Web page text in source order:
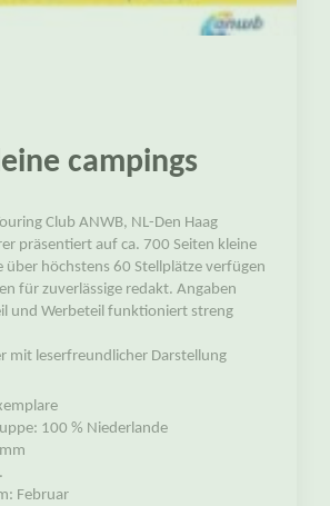
campings
Club ANWB, NL-Den Haag
präsentiert auf ca. 700 Seiten kleine
über höchstens 60 Stellplätze verfügen
für zuverlässige redakt. Angaben
und Werbeteil funktioniert streng
mit leserfreundlicher Darstellung
100 % Niederlande
Februar